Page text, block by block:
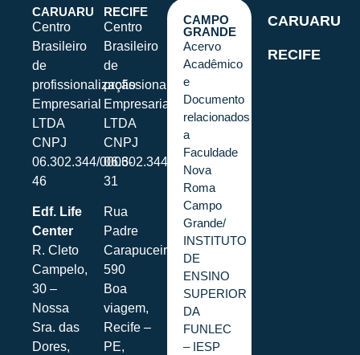
CARUARU
Centro
Brasileiro
de
profissionalização
Empresarial
LTDA
CNPJ
06.302.344/0006-
46
Edf. Life
Center
R. Cleto
Campelo,
30 –
Nossa
Sra. das
Dores,
RECIFE
Centro
Brasileiro
de
profissionalização
Empresarial
LTDA
CNPJ
06.302.344/0001-
31
Rua
Padre
Carapuceiro,
590
Boa
viagem,
Recife –
PE,
CAMPO
GRANDE
Acervo
Acadêmico
e
Documento
relacionados
a
Faculdade
Nova
Roma
Campo
Grande/
INSTITUTO
DE
ENSINO
SUPERIOR
DA
FUNLEC
– IESP
CARUARU
RECIFE